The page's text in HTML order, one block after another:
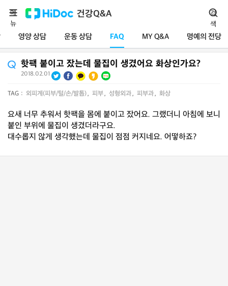
건강Q&A
영양 상담 운동 상담 FAQ MY Q&A 명예의 전당
메
뉴
검
색
핫팩 붙이고 잤는데 물집이 생겼어요 화상인가요?
2018.02.01
TAG : 외피계(피부/털/손/발톱), 피부, 성형외과, 피부과, 화상
요새 너무 추워서 핫팩을 몸에 붙이고 잤어요. 그랬더니 아침에 보니
붙인 부위에 물집이 생겼더라구요.
대수롭지 않게 생각했는데 물집이 점점 커지네요. 어떻하죠?